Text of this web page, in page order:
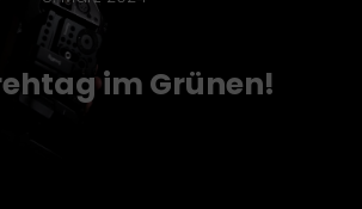
im Grünen!